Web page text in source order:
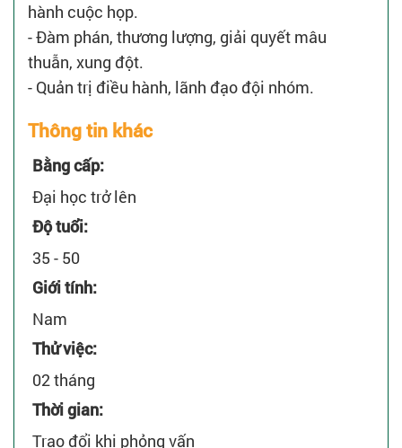
hành cuộc họp.
- Đàm phán, thương lượng, giải quyết mâu
thuẫn, xung đột.
- Quản trị điều hành, lãnh đạo đội nhóm.
Thông tin khác
Bằng cấp:
Đại học trở lên
Độ tuổi:
35 - 50
Giới tính:
Nam
Thử việc:
02 tháng
Thời gian:
Trao đổi khi phỏng vấn